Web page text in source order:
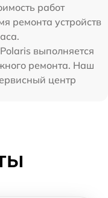
работ
ремонта устройств
выполняется
ремонта. Наш
центр